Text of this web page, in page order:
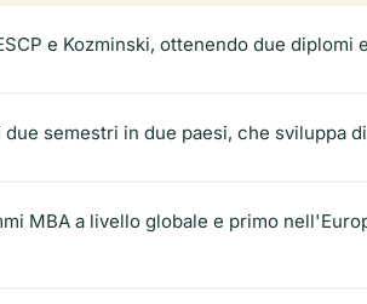
e Kozminski, ottenendo due
due semestri in due paesi, che sviluppa
MBA a livello globale e primo